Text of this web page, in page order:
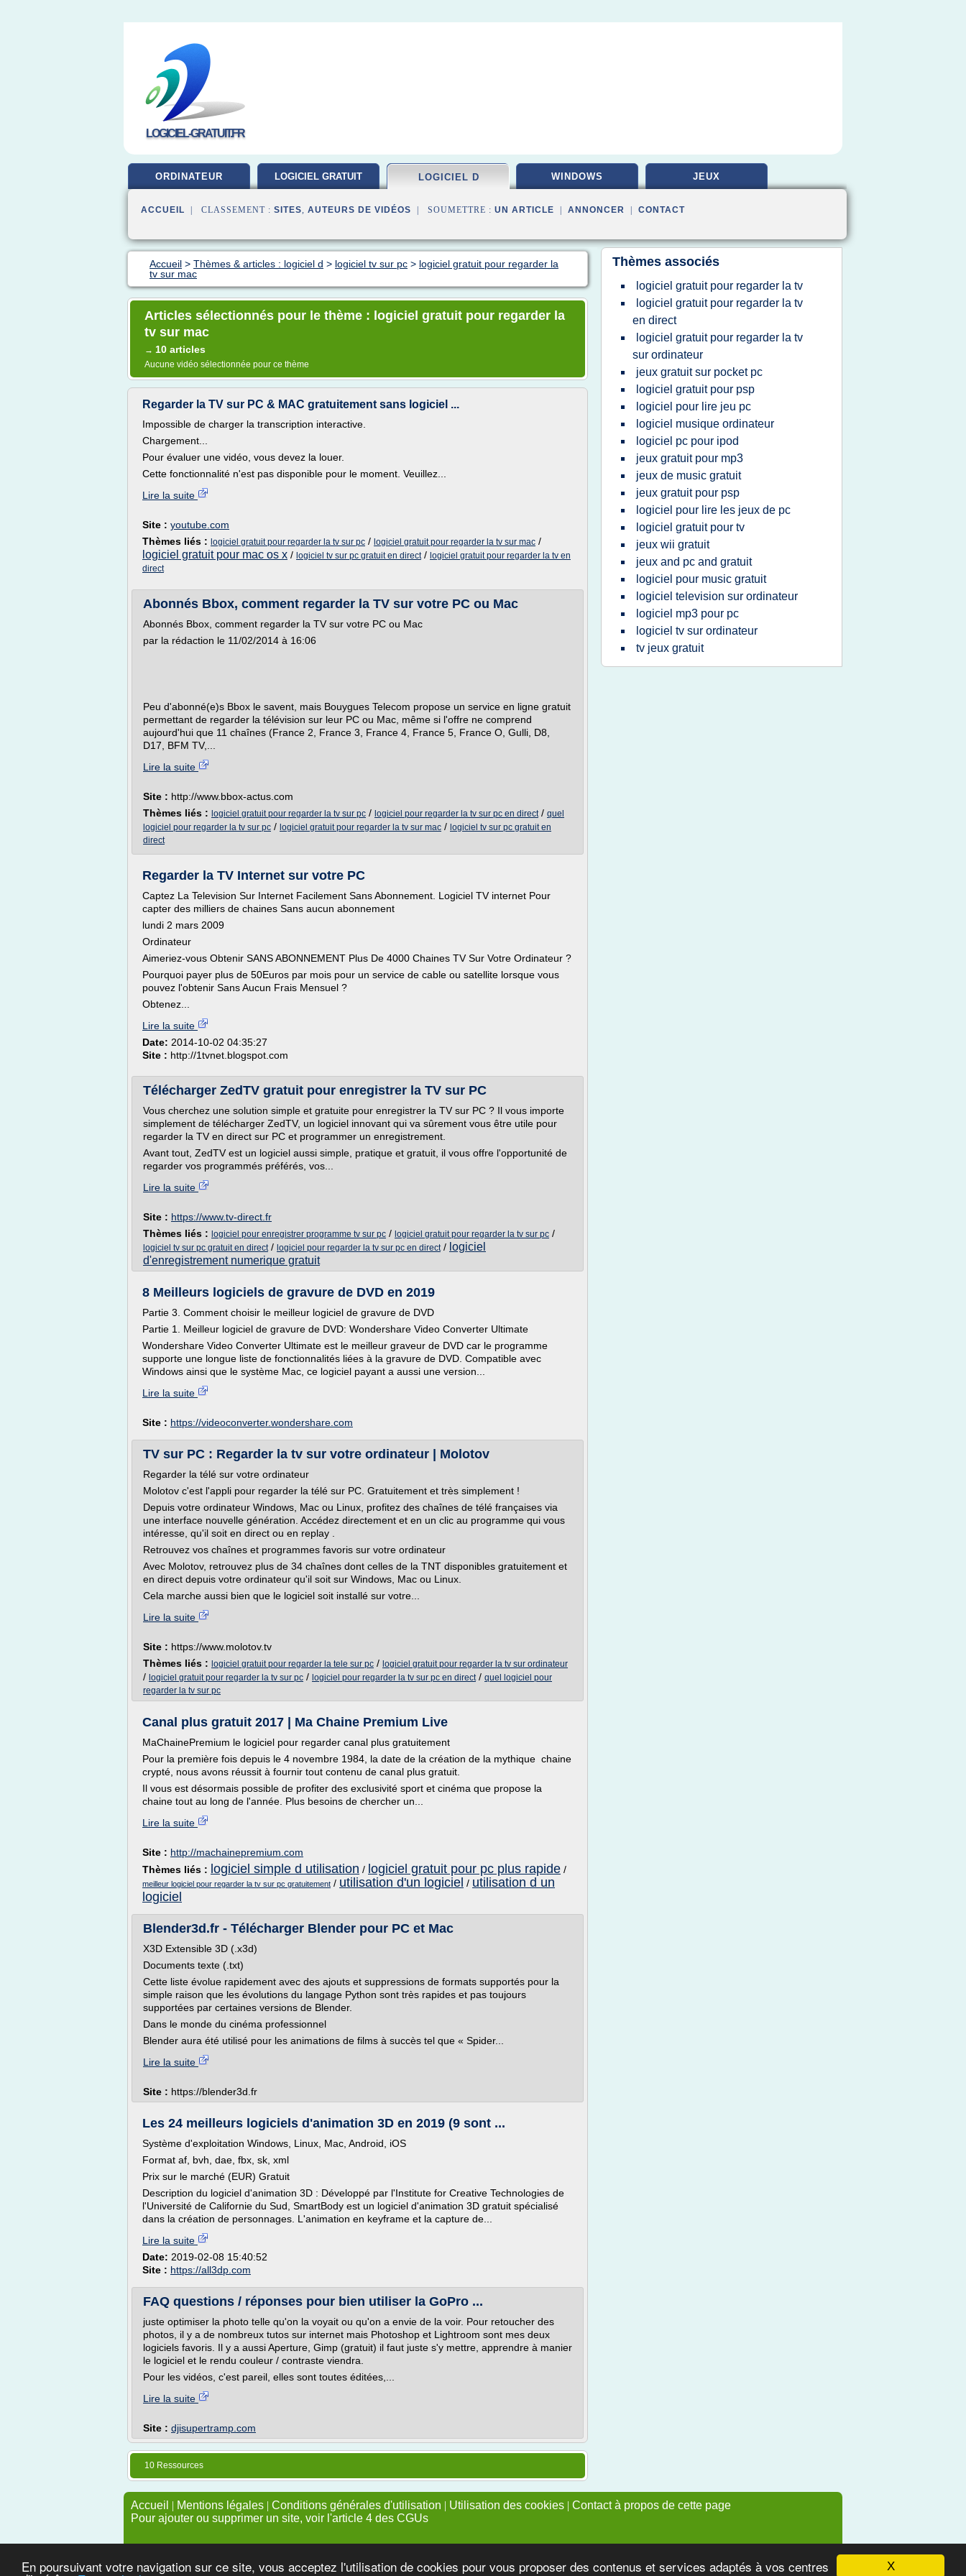
X
En poursuivant votre navigation sur ce site, vous acceptez l'utilisation de cookies pour vous proposer des contenus et services adaptés à vos centres
LOGICIEL-GRATUIT.FR
ORDINATEUR LOGICIEL GRATUIT LOGICIEL D WINDOWS JEUX
ACCUEIL | CLASSEMENT : SITES, AUTEURS DE VIDÉOS | SOUMETTRE : UN ARTICLE ANNONCER CONTACT
Accueil > Thèmes & articles : logiciel d > logiciel tv sur pc > logiciel gratuit pour regarder la
tv sur mac
Articles sélectionnés pour le thème : logiciel gratuit pour regarder la
tv sur mac
→ 10 articles
Aucune vidéo sélectionnée pour ce thème
Regarder la TV sur PC & MAC gratuitement sans logiciel ...
Impossible de charger la transcription interactive.
Chargement...
Pour évaluer une vidéo, vous devez la louer.
Cette fonctionnalité n'est pas disponible pour le moment. Veuillez...
Lire la suite
Site : youtube.com
Thèmes liés : logiciel gratuit pour regarder la tv sur pc / logiciel gratuit pour regarder la tv sur mac /
logiciel gratuit pour mac os x / logiciel tv sur pc gratuit en direct/ logiciel gratuit pour regarder la tv en
direct
Abonnés Bbox, comment regarder la TV sur votre PC ou Mac
Abonnés Bbox, comment regarder la TV sur votre PC ou Mac
par la rédaction le 11/02/2014 à 16:06
Peu d'abonné(e)s Bbox le savent, mais Bouygues Telecom propose un service en ligne gratuit
permettant de regarder la télévision sur leur PC ou Mac, même si l'offre ne comprend
aujourd'hui que 11 chaînes (France 2, France 3, France 4, France 5, France O, Gulli, D8,
D17, BFM TV,...
Lire la suite
Site : http://www.bbox-actus.com
Thèmes liés : logiciel gratuit pour regarder la tv sur pc / logiciel pour regarder la tv sur pc en direct/ quel
logiciel pour regarder la tv sur pc / logiciel gratuit pour regarder la tv sur mac / logiciel tv sur pc gratuit en
direct
Regarder la TV Internet sur votre PC
Captez La Television Sur Internet Facilement Sans Abonnement. Logiciel TV internet Pour
capter des milliers de chaines Sans aucun abonnement
lundi 2 mars 2009
Ordinateur
Aimeriez-vous Obtenir SANS ABONNEMENT Plus De 4000 Chaines TV Sur Votre Ordinateur ?
Pourquoi payer plus de 50Euros par mois pour un service de cable ou satellite lorsque vous
pouvez l'obtenir Sans Aucun Frais Mensuel ?
Obtenez...
Lire la suite
Date: 2014-10-02 04:35:27
Site : http://1tvnet.blogspot.com
Télécharger ZedTV gratuit pour enregistrer la TV sur PC
Vous cherchez une solution simple et gratuite pour enregistrer la TV sur PC ? Il vous importe
simplement de télécharger ZedTV, un logiciel innovant qui va sûrement vous être utile pour
regarder la TV en direct sur PC et programmer un enregistrement.
Avant tout, ZedTV est un logiciel aussi simple, pratique et gratuit, il vous offre l'opportunité de
regarder vos programmés préférés, vos...
Lire la suite
Site : https://www.tv-direct.fr
Thèmes liés : logiciel pour enregistrer programme tv sur pc / logiciel gratuit pour regarder la tv sur pc /
logiciel tv sur pc gratuit en direct/ logiciel pour regarder la tv sur pc en direct/ logiciel
d'enregistrement numerique gratuit
8 Meilleurs logiciels de gravure de DVD en 2019
Partie 3. Comment choisir le meilleur logiciel de gravure de DVD
Partie 1. Meilleur logiciel de gravure de DVD: Wondershare Video Converter Ultimate
Wondershare Video Converter Ultimate est le meilleur graveur de DVD car le programme
supporte une longue liste de fonctionnalités liées à la gravure de DVD. Compatible avec
Windows ainsi que le système Mac, ce logiciel payant a aussi une version...
Lire la suite
Site : https://videoconverter.wondershare.com
TV sur PC : Regarder la tv sur votre ordinateur | Molotov
Regarder la télé sur votre ordinateur
Molotov c'est l'appli pour regarder la télé sur PC. Gratuitement et très simplement !
Depuis votre ordinateur Windows, Mac ou Linux, profitez des chaînes de télé françaises via
une interface nouvelle génération. Accédez directement et en un clic au programme qui vous
intéresse, qu'il soit en direct ou en replay .
Retrouvez vos chaînes et programmes favoris sur votre ordinateur
Avec Molotov, retrouvez plus de 34 chaînes dont celles de la TNT disponibles gratuitement et
en direct depuis votre ordinateur qu'il soit sur Windows, Mac ou Linux.
Cela marche aussi bien que le logiciel soit installé sur votre...
Lire la suite
Site : https://www.molotov.tv
Thèmes liés : logiciel gratuit pour regarder la tele sur pc / logiciel gratuit pour regarder la tv sur ordinateur
/ logiciel gratuit pour regarder la tv sur pc / logiciel pour regarder la tv sur pc en direct/ quel logiciel pour
regarder la tv sur pc
Canal plus gratuit 2017 | Ma Chaine Premium Live
MaChainePremium le logiciel pour regarder canal plus gratuitement
Pour la première fois depuis le 4 novembre 1984, la date de la création de la mythique chaine
crypté, nous avons réussit à fournir tout contenu de canal plus gratuit.
Il vous est désormais possible de profiter des exclusivité sport et cinéma que propose la
chaine tout au long de l'année. Plus besoins de chercher un...
Lire la suite
Site : http://machainepremium.com
Thèmes liés : logiciel simple d utilisation / logiciel gratuit pour pc plus rapide /
meilleur logiciel pour regarder la tv sur pc gratuitement / utilisation d'un logiciel / utilisation d un
logiciel
Blender3d.fr - Télécharger Blender pour PC et Mac
X3D Extensible 3D (.x3d)
Documents texte (.txt)
Cette liste évolue rapidement avec des ajouts et suppressions de formats supportés pour la
simple raison que les évolutions du langage Python sont très rapides et pas toujours
supportées par certaines versions de Blender.
Dans le monde du cinéma professionnel
Blender aura été utilisé pour les animations de films à succès tel que « Spider...
Lire la suite
Site : https://blender3d.fr
Les 24 meilleurs logiciels d'animation 3D en 2019 (9 sont ...
Système d'exploitation Windows, Linux, Mac, Android, iOS
Format af, bvh, dae, fbx, sk, xml
Prix sur le marché (EUR) Gratuit
Description du logiciel d'animation 3D : Développé par l'Institute for Creative Technologies de
l'Université de Californie du Sud, SmartBody est un logiciel d'animation 3D gratuit spécialisé
dans la création de personnages. L'animation en keyframe et la capture de...
Lire la suite
Date: 2019-02-08 15:40:52
Site : https://all3dp.com
FAQ questions / réponses pour bien utiliser la GoPro ...
juste optimiser la photo telle qu'on la voyait ou qu'on a envie de la voir. Pour retoucher des
photos, il y a de nombreux tutos sur internet mais Photoshop et Lightroom sont mes deux
logiciels favoris. Il y a aussi Aperture, Gimp (gratuit) il faut juste s'y mettre, apprendre à manier
le logiciel et le rendu couleur / contraste viendra.
Pour les vidéos, c'est pareil, elles sont toutes éditées,...
Lire la suite
Site : djisupertramp.com
10 Ressources
Thèmes associés
logiciel gratuit pour regarder la tv
logiciel gratuit pour regarder la tv
en direct
logiciel gratuit pour regarder la tv
sur ordinateur
jeux gratuit sur pocket pc
logiciel gratuit pour psp
logiciel pour lire jeu pc
logiciel musique ordinateur
logiciel pc pour ipod
jeux gratuit pour mp3
jeux de music gratuit
jeux gratuit pour psp
logiciel pour lire les jeux de pc
logiciel gratuit pour tv
jeux wii gratuit
jeux and pc and gratuit
logiciel pour music gratuit
logiciel television sur ordinateur
logiciel mp3 pour pc
logiciel tv sur ordinateur
tv jeux gratuit
Accueil | Mentions légales | Conditions générales d'utilisation | Utilisation des cookies | Contact à propos de cette page
Pour ajouter ou supprimer un site, voir l'article 4 des CGUs